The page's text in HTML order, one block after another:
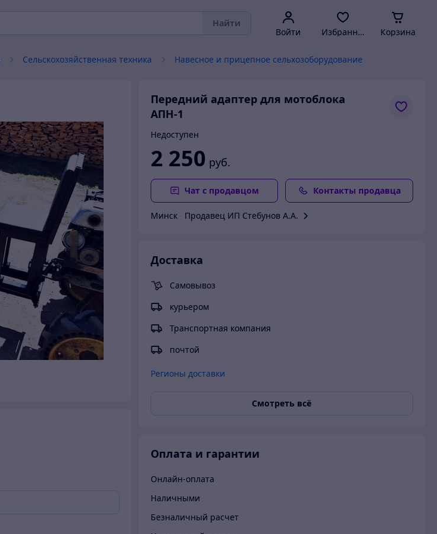
Найти
Войти Избранное Корзина
Сельскохозяйственная техника Навесное и прицепное сельхозоборудование
Передний адаптер для мотоблока
АПН-1
Недоступен
2 250 руб.
Чат с продавцом Контакты продавца
Минск Продавец ИП Cтебунов А.А.
Доставка
Самовывоз
курьером
Транспортная компания
почтой
Регионы доставки
Смотреть всё
Оплата и гарантии
Онлайн-оплата
Наличными
Безналичный расчет